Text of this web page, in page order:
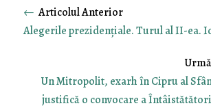
←
Alegerile prezidenţiale. Turul al II-ea.
Un Mitropolit, exarh în Cipru al
justifică o convocare a